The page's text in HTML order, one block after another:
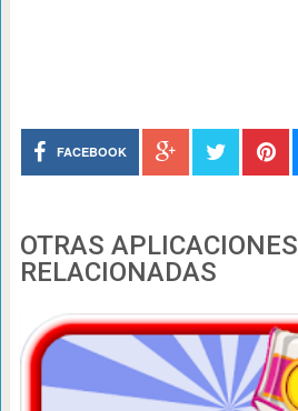
FACEBOOK
OTRAS APLICACIONES
RELACIONADAS